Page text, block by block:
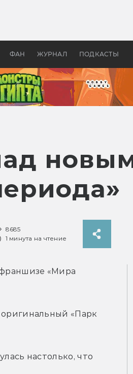
ФАН ЖУРНАЛ ПОДКАСТЫ
Древней Грецией
8685
1 минута на чтение
«Мира
«Парк
настолько, что